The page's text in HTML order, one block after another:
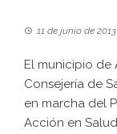
11 de junio de 2013
El municipio
Consejería de
en marcha del
Acción en